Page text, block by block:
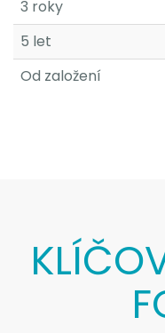
3 roky
5 let
Od založení